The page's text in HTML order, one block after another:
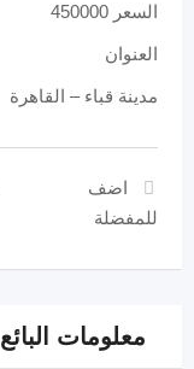
السعر 450000
العنوان
مدينة قباء – القاهرة
اضف
للمفضلة
معلومات البائع